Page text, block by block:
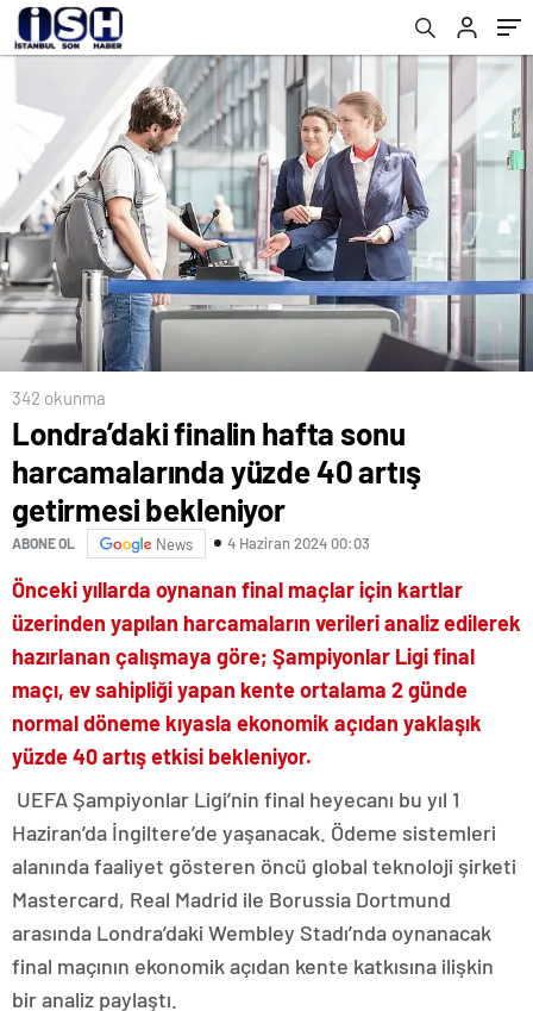
bekleniyor
342 okunma
Londra’daki finalin hafta sonu
harcamalarında yüzde 40 artış
getirmesi bekleniyor
ABONE OL News 4 Haziran 2024 00:03
Önceki yıllarda oynanan final maçlar için kartlar
üzerinden yapılan harcamaların verileri analiz edilerek
hazırlanan çalışmaya göre; Şampiyonlar Ligi final
maçı, ev sahipliği yapan kente ortalama 2 günde
normal döneme kıyasla ekonomik açıdan yaklaşık
yüzde 40 artış etkisi bekleniyor.
UEFA Şampiyonlar Ligi’nin final heyecanı bu yıl 1
Haziran’da İngiltere’de yaşanacak. Ödeme sistemleri
alanında faaliyet gösteren öncü global teknoloji şirketi
Mastercard, Real Madrid ile Borussia Dortmund
arasında Londra’daki Wembley Stadı’nda oynanacak
final maçının ekonomik açıdan kente katkısına ilişkin
bir analiz paylaştı.